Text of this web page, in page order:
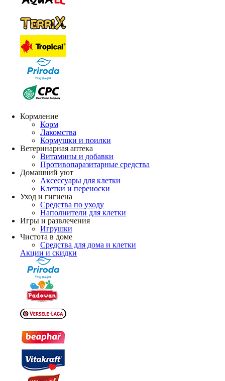
Кормление
Корм
Лакомства
Кормушки и поилки
Ветеринарная аптека
Витамины и добавки
Противопаразитарные средства
Домашний уют
Аксессуары для клетки
Клетки и переноски
Уход и гигиена
Средства по уходу
Наполнители для клетки
Игры и развлечения
Игрушки
Чистота в доме
Средства для дома и клетки
Акции и скидки